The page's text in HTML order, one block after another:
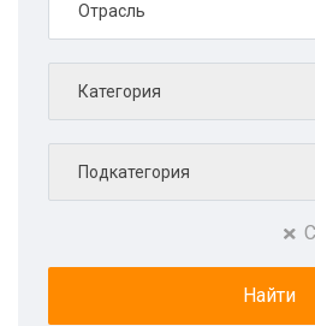
Отрасль
Категория
Подкатегория